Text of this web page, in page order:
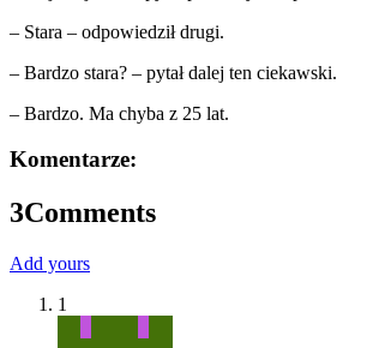
– Stara – odpowiedził drugi.
– Bardzo stara? – pytał dalej ten ciekawski.
– Bardzo. Ma chyba z 25 lat.
Komentarze:
3Comments
Add yours
1